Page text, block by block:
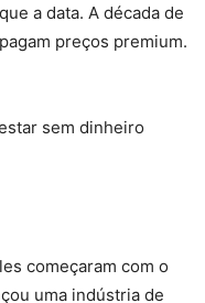
a data. A década de
preços premium.
sem dinheiro
começaram com o
uma indústria de